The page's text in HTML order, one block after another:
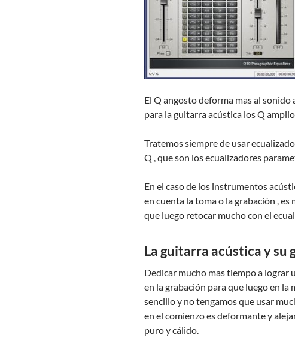
El Q angosto deforma mas al
para la guitarra acústica los Q
Tratemos siempre de usar
Q , que son los ecualizadores
En el caso de los instrumentos
en cuenta la toma o la grabación ,
que luego retocar mucho con el
La guitarra acústica y su
Dedicar mucho mas tiempo a lograr
en la grabación para que luego en la
sencillo y no tengamos que usar
en el comienzo es deformante y
puro y cálido.